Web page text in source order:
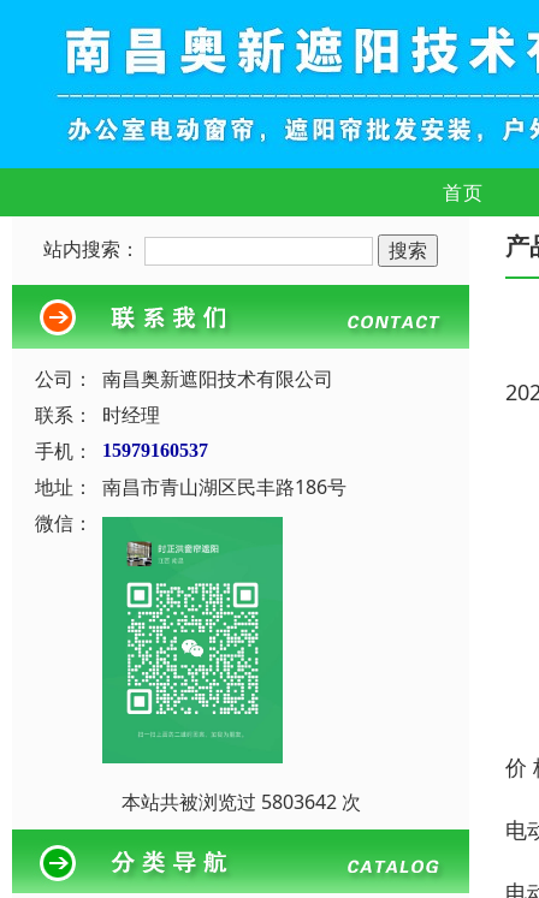
首页
站内搜索：
公司：
南昌奥新遮阳技术有限公司
联系：
时经理
手机：
15979160537
地址：
南昌市青山湖区民丰路186号
微信：
本站共被浏览过 5803642 次
产
价
电
电